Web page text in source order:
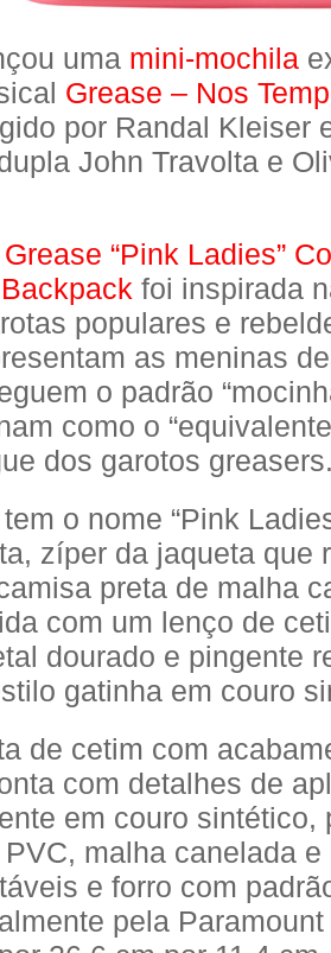
uma mini-mochila
Grease – Nos
por Randal Kleiser
John Travolta e
Grease “Pink Ladies”
foi inspirada
populares e
as meninas
o padrão
como o
dos garotos
o nome “Pink
zíper da jaqueta que
preta de malha
com um lenço de
dourado e pingente
gatinha em couro
de cetim com
com detalhes de
em couro sintético,
malha canelada
e forro com
pela